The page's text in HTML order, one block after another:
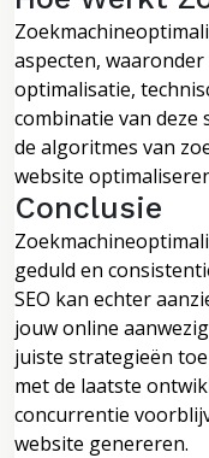
aspecten,
optimalisatie,
combinatie van deze
de algoritmes van
website
Conclusie
geduld en
SEO kan echter
jouw online
juiste strategieën
met de laatste
concurrentie
website genereren.